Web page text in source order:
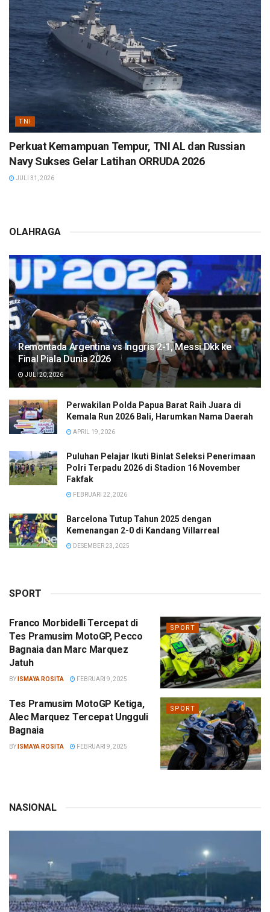
TNI
Perkuat Kemampuan Tempur, TNI AL dan Russian
Navy Sukses Gelar Latihan ORRUDA 2026
JULI 31, 2026
OLAHRAGA
Remontada Argentina vs Inggris 2-1, Messi Dkk ke
Final Piala Dunia 2026
JULI 20, 2026
Perwakilan Polda Papua Barat Raih Juara di
Kemala Run 2026 Bali, Harumkan Nama Daerah
APRIL 19, 2026
Puluhan Pelajar Ikuti Binlat Seleksi Penerimaan
Polri Terpadu 2026 di Stadion 16 November
Fakfak
FEBRUARI 22, 2026
Barcelona Tutup Tahun 2025 dengan
Kemenangan 2-0 di Kandang Villarreal
DESEMBER 23, 2025
SPORT
SPORT
Franco Morbidelli Tercepat di
Tes Pramusim MotoGP, Pecco
Bagnaia dan Marc Marquez
Jatuh
BY ISMAYA ROSITA FEBRUARI 9, 2025
SPORT
Tes Pramusim MotoGP Ketiga,
Alec Marquez Tercepat Ungguli
Bagnaia
BY ISMAYA ROSITA FEBRUARI 9, 2025
NASIONAL